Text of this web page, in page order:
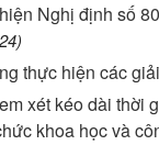
Nghị định số
thực hiện các
xét kéo dài thời
khoa học và